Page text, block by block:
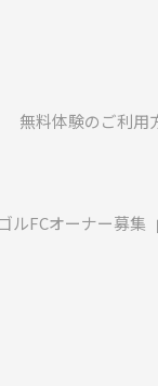
無料体験のご利用
ルFCオーナー募集